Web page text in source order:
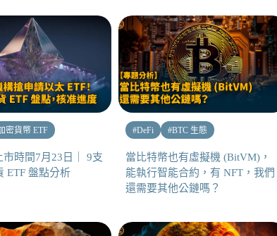
密貨幣 ETF
市時間7月23日｜ 9支
ETF 盤點分析
#DeFi #BTC 生態
當比特幣也有虛擬機 (BitVM)，
能執行智能合約，有 NFT，我們
還需要其他公鏈嗎？